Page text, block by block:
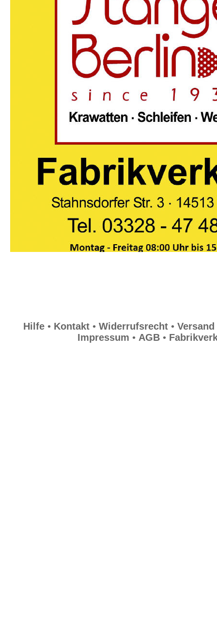
Kontakt
Widerrufsrecht
AGB
Hilfe• Kontakt• Widerrufsrecht• Versand
Impressum • AGB •